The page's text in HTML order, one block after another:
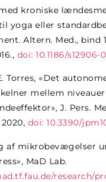
kroniske
yoga eller
Altern. Med., bind
doi: 10.1186/s12906-
Torres, «Det
mellem
J. Pers.
doi: 10.3390/
af mikrobevægelser
MaD Lab.
research/